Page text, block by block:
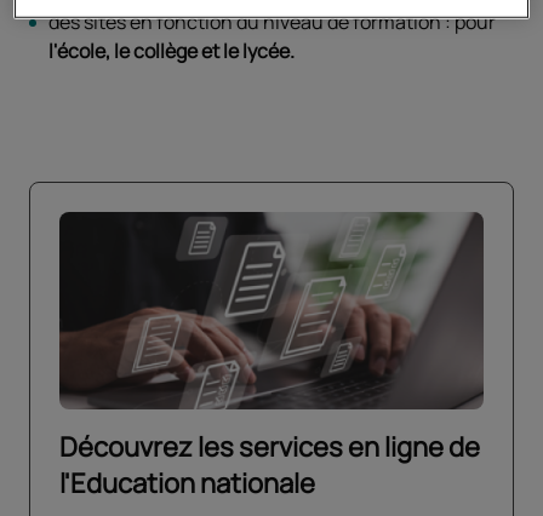
des sites en fonction du niveau de formation : pour
l'école, le collège et le lycée.
Découvrez les services en ligne de
l'Education nationale